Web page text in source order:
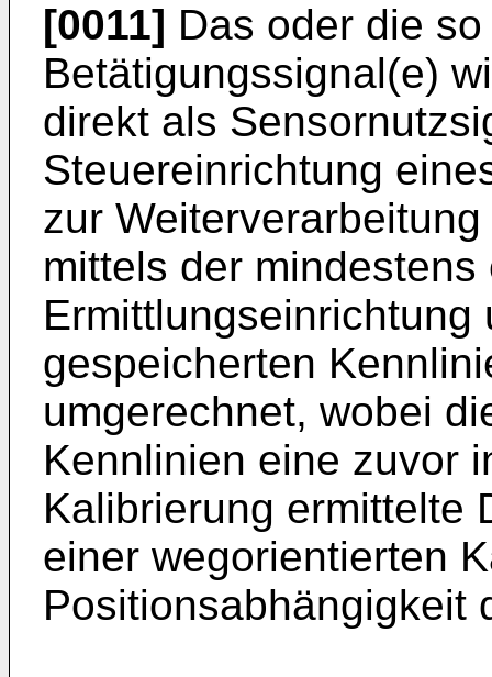
[0011] Das oder die
Betätigungssignal(e)
direkt als
Steuereinrichtung
zur
mittels der mindestens
gespeicherten
umgerechnet, wobei
Kennlinien eine zuvor
Kalibrierung ermittelte
einer wegorientierten
Positionsabhängigkeit